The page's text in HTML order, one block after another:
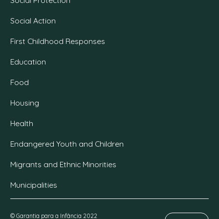
Social Action
First Childhood Responses
Education
Food
Housing
Health
Endangered Youth and Children
Migrants and Ethnic Minorities
Municipalities
© Garantia para a Infância 2022